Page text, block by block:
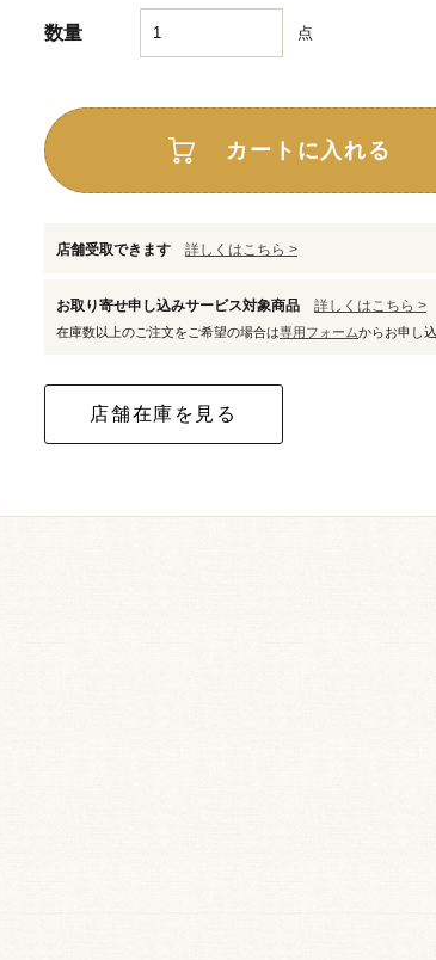
数量 点
カートに入れる
店舗受取できます 詳しくはこちら >
お取り寄せ申し込みサービス対象商品 詳しくはこちら >
在庫数以上のご注文をご希望の場合は専用フォームからお申し